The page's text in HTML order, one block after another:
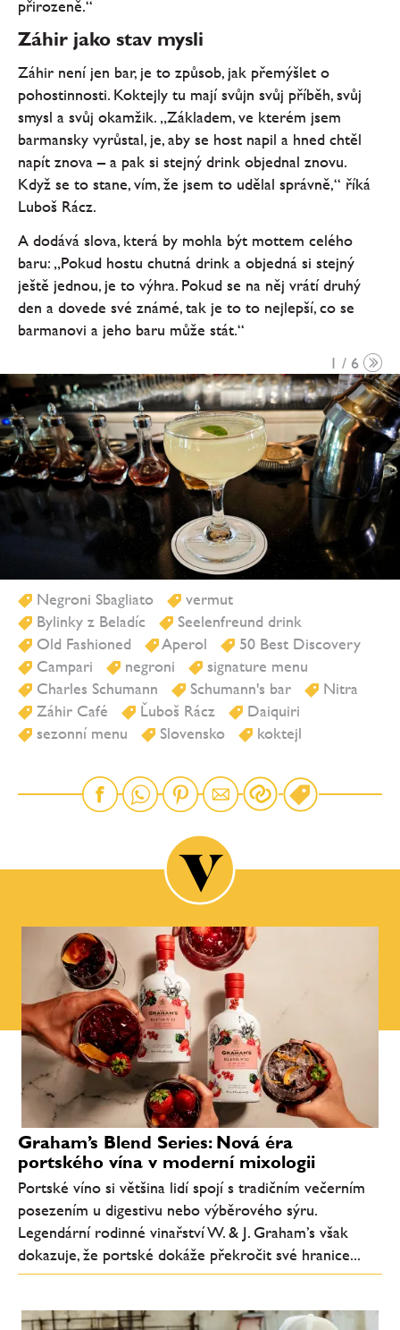
přirozeně.“
Záhir jako stav mysli
Záhir není jen bar, je to způsob, jak přemýšlet o
pohostinnosti. Koktejly tu mají svůjn svůj příběh, svůj
smysl a svůj okamžik. „Základem, ve kterém jsem
barmansky vyrůstal, je, aby se host napil a hned chtěl
napít znova – a pak si stejný drink objednal znovu.
Když se to stane, vím, že jsem to udělal správně,“ říká
Luboš Rácz.
A dodává slova, která by mohla být mottem celého
baru: „Pokud hostu chutná drink a objedná si stejný
ještě jednou, je to výhra. Pokud se na něj vrátí druhý
den a dovede své známé, tak je to to nejlepší, co se
barmanovi a jeho baru může stát.“
1 / 6
Negroni Sbagliato
vermut
Bylinky z Beladíc
Seelenfreund drink
Old Fashioned
Aperol
50 Best Discovery
Campari
negroni
signature menu
Charles Schumann
Schumann's bar
Nitra
Záhir Café
Ľuboš Rácz
Daiquiri
sezonní menu
Slovensko koktejl
Graham’s Blend Series: Nová éra
portského vína v moderní mixologii
Portské víno si většina lidí spojí s tradičním večerním
posezením u digestivu nebo výběrového sýru.
Legendární rodinné vinařství W. & J. Graham’s však
dokazuje, že portské dokáže překročit své hranice...